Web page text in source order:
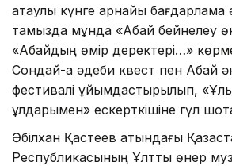
атаулы күнге арнайы бағдарлама
тамызда мұнда «Абай бейнелеу
«Абайдың өмір деректері…»
Сондай-ақ әдеби квест пен Абай
фестивалі ұйымдастырылып,
ұлдарымен» ескерткішіне гүл
Әбілхан Қастеев атындағы
Республикасының Ұлттық өнер